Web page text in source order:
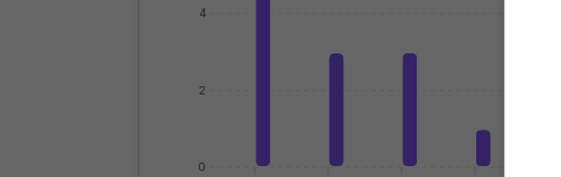
0
2
4